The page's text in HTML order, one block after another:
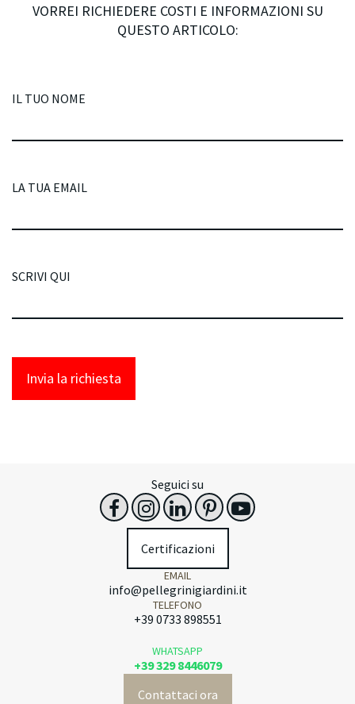
VORREI RICHIEDERE COSTI E INFORMAZIONI SU
QUESTO ARTICOLO:
IL TUO NOME
LA TUA EMAIL
SCRIVI QUI
Invia la richiesta
Seguici su
Certificazioni
EMAIL
info@pellegrinigiardini.it
TELEFONO
+39 0733 898551
WHATSAPP
+39 329 8446079
Contattaci ora